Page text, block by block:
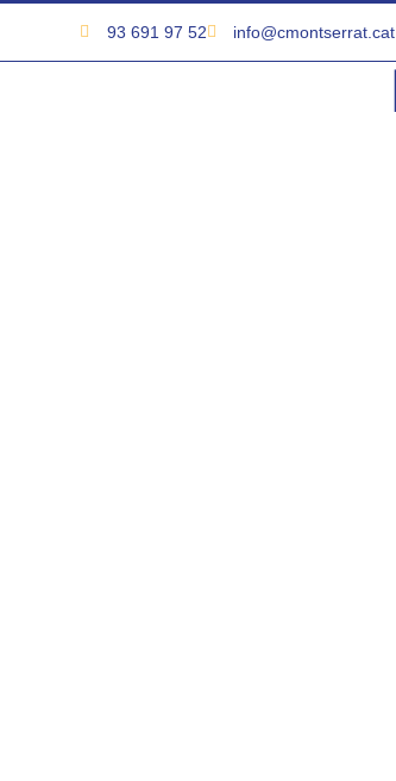
93 691 97 52 info@cmontserrat.cat